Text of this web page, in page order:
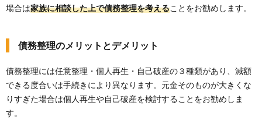
場合は家族に相談した上で債務整理を考えることをお勧めします。
債務整理のメリットとデメリット
債務整理には任意整理・個人再生・自己破産の３種類があり、減額
できる度合いは手続きにより異なります。元金そのものが大きくな
りすぎた場合は個人再生や自己破産を検討することをお勧めしま
す。